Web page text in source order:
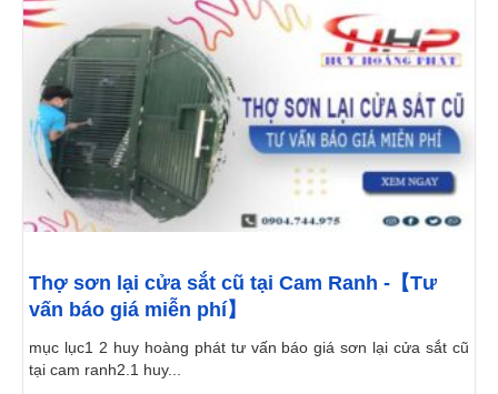
Thợ sơn lại cửa sắt cũ tại Cam Ranh -【Tư
vấn báo giá miễn phí】
mục lục1 2 huy hoàng phát tư vấn báo giá sơn lại cửa sắt cũ
tại cam ranh2.1 huy...